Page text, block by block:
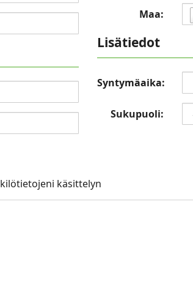
Maa:
Lisätiedot
Syntymäaika:
Sukupuoli:
käsittelyn